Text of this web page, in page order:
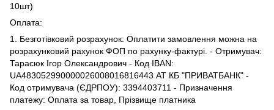
10шт)
Оплата:
1. Безготівковий розрахунок: Оплатити замовлення можна на
розрахунковий рахунок ФОП по рахунку-фактурі. - Отримувач:
Тарасюк Ігор Олександрович - Код IBAN:
UA483052990000026008016816443 АТ КБ "ПРИВАТБАНК" -
Код отримувача (ЄДРПОУ): 3394403711 - Призначення
платежу: Оплата за товар, Прізвище платника